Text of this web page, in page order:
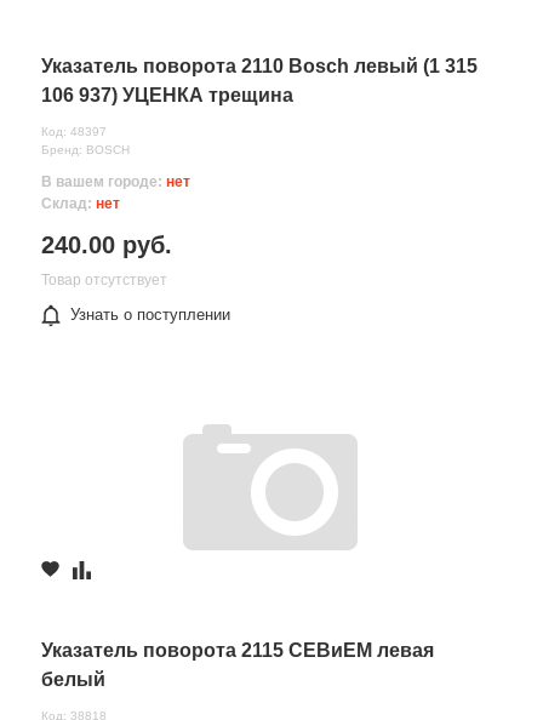
Указатель поворота 2110 Bosch левый (1 315
106 937) УЦЕНКА трещина
Код: 48397
Бренд: BOSCH
В вашем городе: нет
Склад: нет
240.00 руб.
Товар отсутствует
Узнать о поступлении
Указатель поворота 2115 СЕВиЕМ левая
белый
Код: 38818